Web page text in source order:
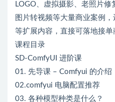
LOGO、虚拟摄影、老照片修
图片转视频等大量商业案例
等扩展内容，直接可落地接单
课程目录
SD-ComfyUI 进阶课
01. 先导课 – Comfyui 的介绍
02.comfyui 电脑配置推荐
03. 各种模型种类是什么？